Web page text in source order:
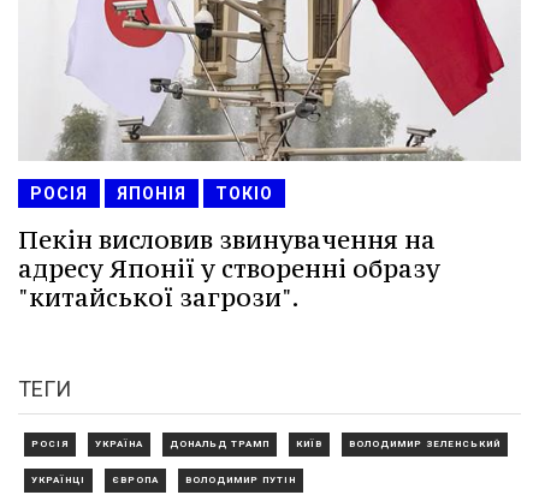
РОСІЯ ЯПОНІЯ ТОКІО
Пекін висловив звинувачення на
адресу Японії у створенні образу
"китайської загрози".
ТЕГИ
РОСІЯ УКРАЇНА ДОНАЛЬД ТРАМП КИЇВ ВОЛОДИМИР ЗЕЛЕНСЬКИЙ
УКРАЇНЦІ ЄВРОПА ВОЛОДИМИР ПУТІН